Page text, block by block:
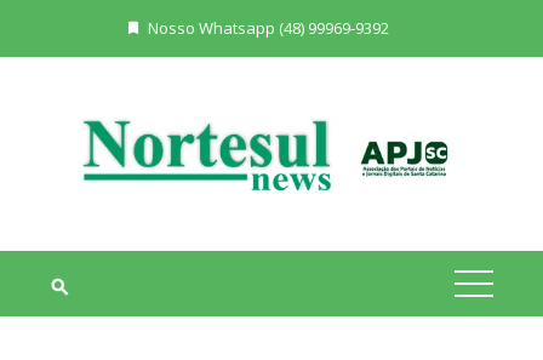
Nosso Whatsapp (48) 99969-9392